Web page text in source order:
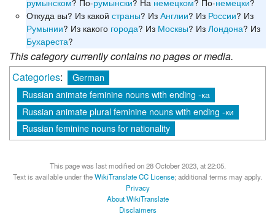
румынском? По-румынски? На немецком? По-немецки?
Откуда вы? Из какойстраны? ИзАнглии? Из России? Из
Румынии? Из какого города? Из Москвы? ИзЛондона? Из
Бухареста?
This category currently contains no pages or media.
Categories:
German
Russian animate feminine nouns with ending -ка
Russian animate plural feminine nouns with ending -ки
Russian feminine nouns for nationality
This page was last modified on 28 October 2023, at 22:05.
Text is available under theWikiTranslate CC License; additional terms may apply.
Privacy
About WikiTranslate
Disclaimers